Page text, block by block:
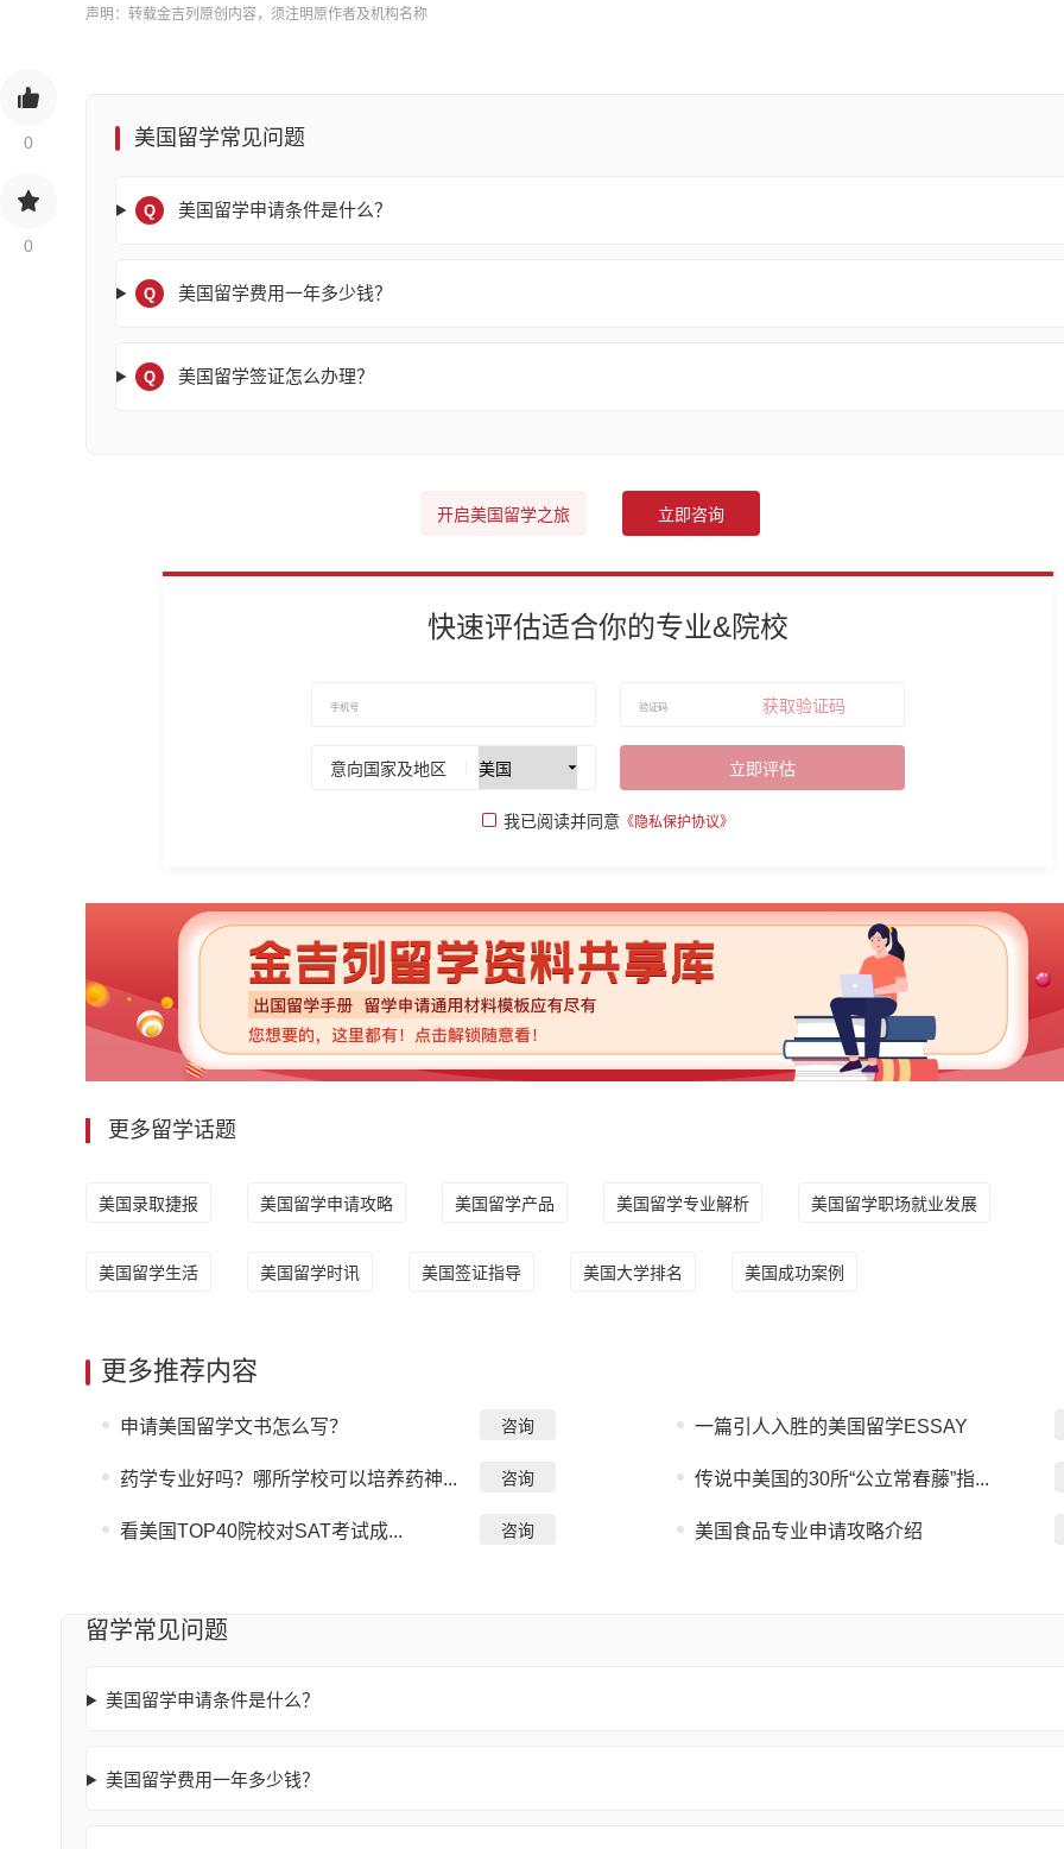
0
0
声明：转载金吉列原创内容，须注明原作者及机构名称
美国留学常见问题
Q 美国留学申请条件是什么？
Q 美国留学费用一年多少钱？
Q 美国留学签证怎么办理？
开启美国留学之旅 立即咨询
快速评估适合你的专业&院校
获取验证码
意向国家及地区 立即评估
我已阅读并同意 《隐私保护协议》
更多留学话题
美国录取捷报 美国留学申请攻略 美国留学产品 美国留学专业解析 美国留学职场就业发展
美国留学生活 美国留学时讯 美国签证指导 美国大学排名 美国成功案例
更多推荐内容
申请美国留学文书怎么写？ 咨询 一篇引人入胜的美国留学ESSAY
药学专业好吗？哪所学校可以培养药神... 咨询 传说中美国的30所“公立常春藤”指...
看美国TOP40院校对SAT考试成... 咨询 美国食品专业申请攻略介绍
留学常见问题
美国留学申请条件是什么？
美国留学费用一年多少钱？